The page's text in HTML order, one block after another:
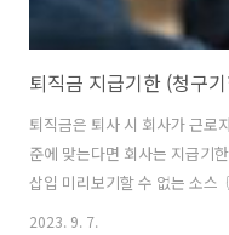
퇴직금 지급기한 (청구
퇴직금은 퇴사 시 회사가 근로
준에 맞는다면 회사는 지급기
삽입 미리보기할 수 없는 소
한을 지키지 않는 회사들이 있
2023. 9. 7.